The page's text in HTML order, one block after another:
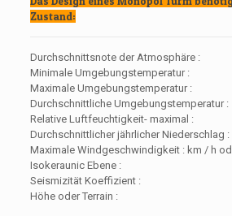
Zustand:
Durchschnittsnote der Atmosphäre :
Minimale Umgebungstemperatur :
Maximale Umgebungstemperatur :
Durchschnittliche Umgebungstemperatur :
Relative Luftfeuchtigkeit- maximal :
Durchschnittlicher jährlicher Niederschlag :
Maximale Windgeschwindigkeit : km / h
Isokeraunic Ebene :
Seismizität Koeffizient :
Höhe oder Terrain :